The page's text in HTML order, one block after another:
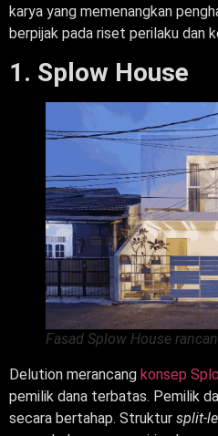
karya yang memenangkan
berpijak pada riset perilaku dan
1. Splow House
Fasad Splow House
Delution merancang konsep
pemilik dana terbatas. Pemilik
secara bertahap. Struktur split-